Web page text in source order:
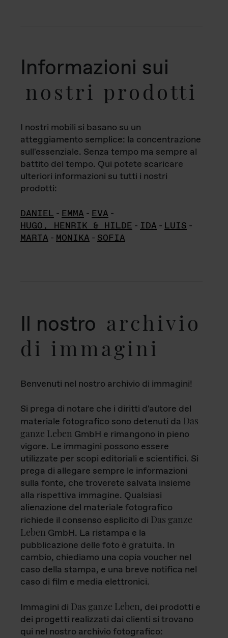
Informazioni sui
nostri prodotti
I nostri mobili si basano su un
atteggiamento semplice: la concentrazione
sull'essenziale. Senza tempo ma sempre al
battito del tempo. Qui potete scaricare
ulteriori informazioni su tutti i nostri
prodotti:
DANIEL - EMMA - EVA -
HUGO, HENRIK & HILDE - IDA - LUIS -
MARTA - MONIKA - SOFIA
Il nostro archivio
di immagini
Benvenuti nel nostro archivio di immagini!
Si prega di notare che i diritti d'autore del
materiale fotografico sono detenuti da Das
ganze Leben GmbH e rimangono in pieno
vigore. Le immagini possono essere
utilizzate per scopi editoriali e scientifici. Si
prega di allegare sempre le informazioni
sulla fonte, che troverete salvata insieme
alla rispettiva immagine. Qualsiasi
alienazione del materiale fotografico
richiede il consenso esplicito di Das ganze
Leben GmbH. La ristampa e la
pubblicazione delle foto è gratuita. In
cambio, chiediamo una copia voucher nel
caso della stampa, e una breve notifica nel
caso di film e media elettronici.
Immagini di Das ganze Leben, dei prodotti e
dei progetti realizzati dai clienti si trovano
qui nel nostro archivio fotografico: